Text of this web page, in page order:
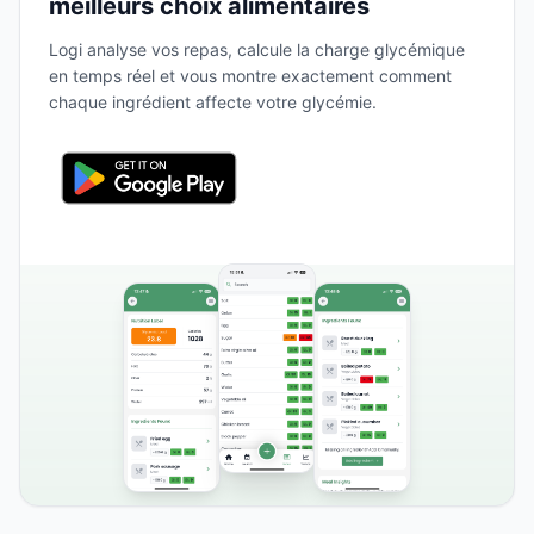
meilleurs choix alimentaires
Logi analyse vos repas, calcule la charge glycémique
en temps réel et vous montre exactement comment
chaque ingrédient affecte votre glycémie.